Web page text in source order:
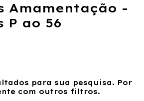
Amamentação -
P ao 56
para sua pesquisa. Por
com outros filtros.